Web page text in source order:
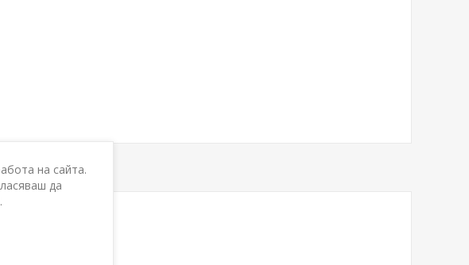
на сайта.
да